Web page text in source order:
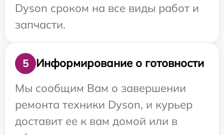
Dyson сроком на все виды работ и
запчасти.
5
Информирование о готовности
Мы сообщим Вам о завершении
ремонта техники Dyson, и курьер
доставит ее к вам домой или в